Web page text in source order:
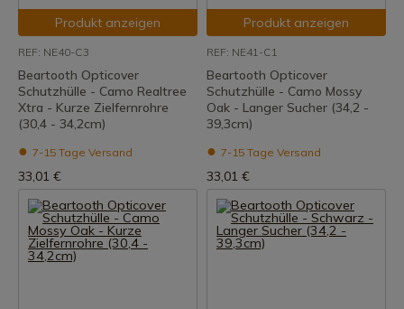
Produkt anzeigen
REF: NE40-C3
Beartooth Opticover
Schutzhülle - Camo Realtree
Xtra - Kurze Zielfernrohre
(30,4 - 34,2cm)
7-15 Tage Versand
33,01 €
Produkt anzeigen
REF: NE41-C1
Beartooth Opticover
Schutzhülle - Camo Mossy
Oak - Langer Sucher (34,2 -
39,3cm)
7-15 Tage Versand
33,01 €